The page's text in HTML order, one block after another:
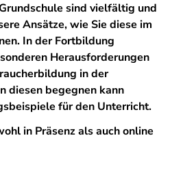
sind vielfältig und
Ansätze, wie Sie diese im
In der Fortbildung
Herausforderungen
in der
diesen begegnen kann
für den Unterricht.
in Präsenz als auch online